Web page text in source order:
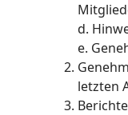
d.
e.
letzten